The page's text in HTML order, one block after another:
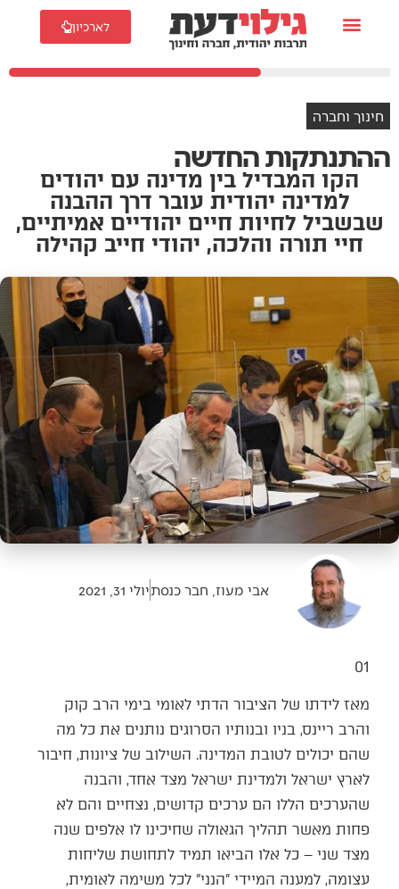
לארכיון
חינוך וחברה
ההתנתקות החדשה
הקו המבדיל בין מדינה עם יהודים
למדינה יהודית עובר דרך ההבנה
שבשביל לחיות חיים יהודיים אמיתיים,
חיי תורה והלכה, יהודי חייב קהילה
אבי מעוז, חבר כנסתיולי 31, 2021
01
מאז לידתו של הציבור הדתי לאומי בימי הרב קוק
והרב ריינס, בניו ובנותיו הסרוגים נותנים את כל מה
שהם יכולים לטובת המדינה. השילוב של ציונות, חיבור
לארץ ישראל ולמדינת ישראל מצד אחד, והבנה
שהערכים הללו הם ערכים קדושים, נצחיים והם לא
פחות מאשר תהליך הגאולה שחיכינו לו אלפים שנה
מצד שני – כל אלו הביאו תמיד לתחושת שליחות
עצומה, למענה המיידי "הנני" לכל משימה לאומית,